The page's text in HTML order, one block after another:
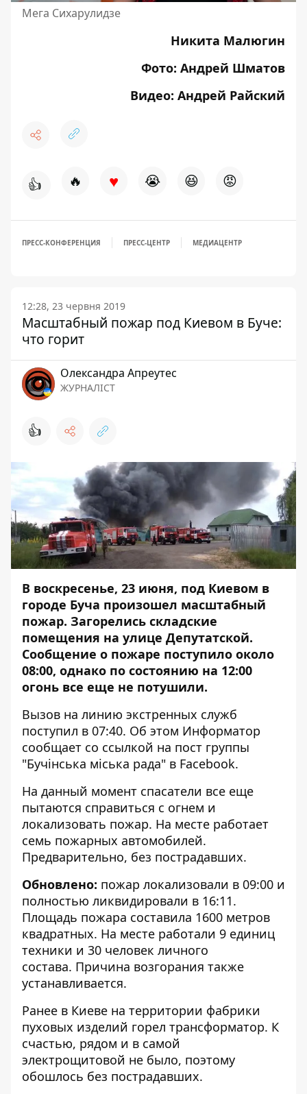
Мега Сихарулидзе
Никита Малюгин
Фото: Андрей Шматов
Видео: Андрей Райский
👍 🔥 ♥ 😭 😆 😡
ПРЕСС-КОНФЕРЕНЦИЯ ПРЕСС-ЦЕНТР МЕДИАЦЕНТР
12:28, 23 червня 2019
Масштабный пожар под Киевом в Буче:
что горит
Олександра Апреутес
ЖУРНАЛІСТ
👍
В воскресенье, 23 июня, под Киевом в
городе Буча произошел масштабный
пожар. Загорелись складские
помещения на улице Депутатской.
Сообщение о пожаре поступило около
08:00, однако по состоянию на 12:00
огонь все еще не потушили.
Вызов на линию экстренных служб
поступил в 07:40. Об этом Информатор
сообщает со ссылкой на пост группы
"Бучінська міська рада" в Facebook.
На данный момент спасатели все еще
пытаются справиться с огнем и
локализовать пожар. На месте работает
семь пожарных автомобилей.
Предварительно, без пострадавших.
Обновлено: пожар локализовали в 09:00 и
полностью ликвидировали в 16:11.
Площадь пожара составила 1600 метров
квадратных. На месте работали 9 единиц
техники и 30 человек личного
состава. Причина возгорания также
устанавливается.
Ранее в Киеве на территории фабрики
пуховых изделий горел трансформатор. К
счастью, рядом и в самой
электрощитовой не было, поэтому
обошлось без пострадавших.